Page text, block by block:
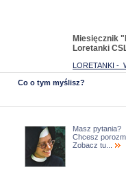
Miesięcznik
Loretanki
LORETANKI -
Co o tym myślisz?
Masz pytania?
Chcesz
Zobacz tu...